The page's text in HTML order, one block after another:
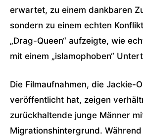
erwartet, zu einem dankbaren
sondern zu einem echten
„Drag-Queen“ aufzeigte, wie
mit einem „islamophoben“
Die Filmaufnahmen, die Jackie-
veröffentlicht hat, zeigen
zurückhaltende junge Männer
Migrationshintergrund.